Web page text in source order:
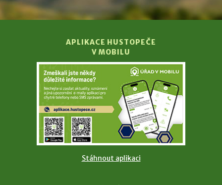
APLIKACE HUSTOPEČE
V MOBILU
Stáhnout aplikaci